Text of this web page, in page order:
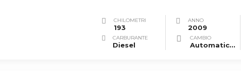
CHILOMETRI
193
ANNO
2009
CARBURANTE
Diesel
CAMBIO
Automatico/sequenziale